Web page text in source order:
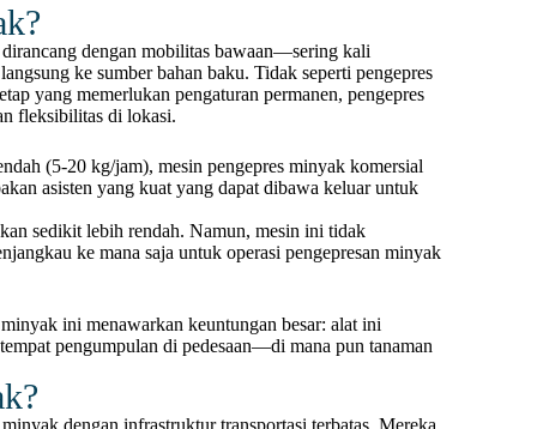
dengan mobilitas bawaan—sering kali
ke sumber bahan baku. Tidak seperti pengepres
yang memerlukan pengaturan permanen, pengepres
fleksibilitas di lokasi.
(5-20 kg/jam), mesin pengepres minyak komersial
asisten yang kuat yang dapat dibawa keluar untuk
sedikit lebih rendah. Namun, mesin ini tidak
ke mana saja untuk operasi pengepresan minyak
ini menawarkan keuntungan besar: alat ini
pengumpulan di pedesaan—di mana pun tanaman
dengan infrastruktur transportasi terbatas. Mereka